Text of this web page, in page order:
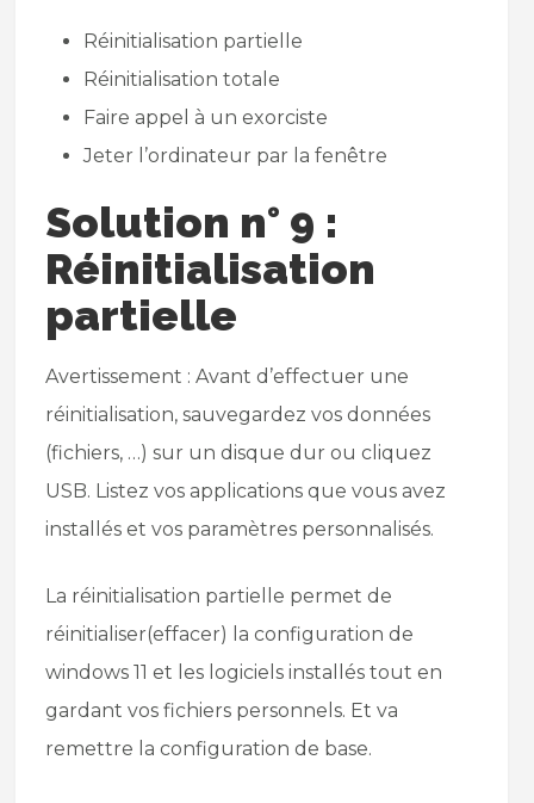
Réinitialisation partielle
Réinitialisation totale
Faire appel à un exorciste
Jeter l’ordinateur par la fenêtre
Solution n° 9 :
Réinitialisation
partielle
Avertissement : Avant d’effectuer une
réinitialisation, sauvegardez vos données
(fichiers, …) sur un disque dur ou cliquez
USB. Listez vos applications que vous avez
installés et vos paramètres personnalisés.
La réinitialisation partielle permet de
réinitialiser(effacer) la configuration de
windows 11 et les logiciels installés tout en
gardant vos fichiers personnels. Et va
remettre la configuration de base.